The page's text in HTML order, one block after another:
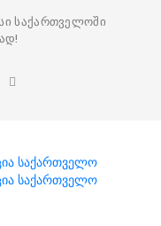
საქართველოში